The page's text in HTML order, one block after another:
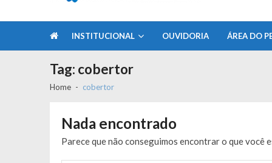
INSTITUCIONAL OUVIDORIA ÁREA DO
Tag: cobertor
Home cobertor
Nada encontrado
Parece que não conseguimos encontrar o que você